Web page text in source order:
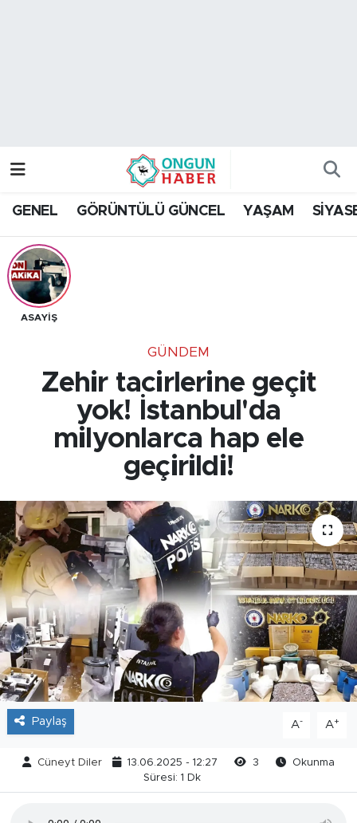
GENEL GÖRÜNTÜLÜ GÜNCEL YAŞAM
ASAYİŞ
GÜNDEM
Zehir tacirlerine geçit
yok! İstanbul'da
milyonlarca hap ele
geçirildi!
Paylaş A- A+
Cüneyt Diler 13.06.2025 - 12:27 3
Okunma
Süresi: 1 Dk
Trafik Durumu
Tüm Manşetler
Son Dakika Haberleri